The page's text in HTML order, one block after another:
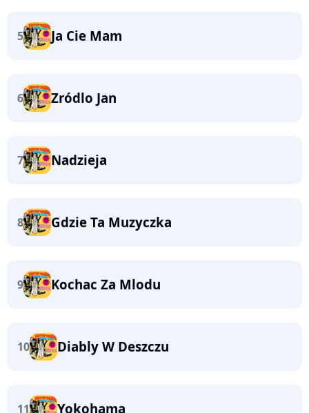
5 Ja Cie Mam
6 Zródlo Jan
7 Nadzieja
8 Gdzie Ta Muzyczka
9 Kochac Za Mlodu
10 Diably W Deszczu
11 Yokohama